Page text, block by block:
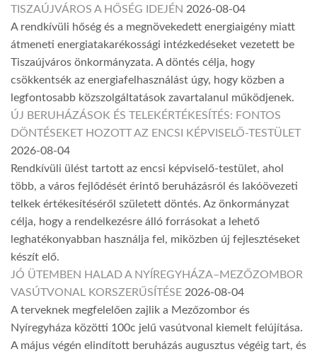
TISZAÚJVÁROS A HŐSÉG IDEJÉN 2026-08-04
A rendkívüli hőség és a megnövekedett energiaigény miatt
átmeneti energiatakarékossági intézkedéseket vezetett be
Tiszaújváros önkormányzata. A döntés célja, hogy
csökkentsék az energiafelhasználást úgy, hogy közben a
legfontosabb közszolgáltatások zavartalanul működjenek.
ÚJ BERUHÁZÁSOK ÉS TELEKÉRTÉKESÍTÉS: FONTOS
DÖNTÉSEKET HOZOTT AZ ENCSI KÉPVISELŐ-TESTÜLET
2026-08-04
Rendkívüli ülést tartott az encsi képviselő-testület, ahol
több, a város fejlődését érintő beruházásról és lakóövezeti
telkek értékesítéséről született döntés. Az önkormányzat
célja, hogy a rendelkezésre álló forrásokat a lehető
leghatékonyabban használja fel, miközben új fejlesztéseket
készít elő.
JÓ ÜTEMBEN HALAD A NYÍREGYHÁZA–MEZŐZOMBOR
VASÚTVONAL KORSZERŰSÍTÉSE 2026-08-04
A terveknek megfelelően zajlik a Mezőzombor és
Nyíregyháza közötti 100c jelű vasútvonal kiemelt felújítása.
A május végén elindított beruházás augusztus végéig tart, és